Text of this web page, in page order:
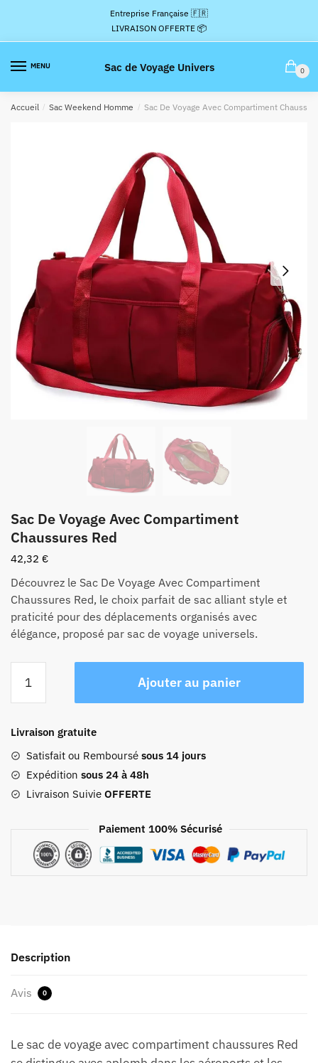
la
navigation
contenu
Entreprise Française 🇫🇷
LIVRAISON OFFERTE 📦
MENU Sac de Voyage Univers 0
Accueil / Sac Weekend Homme / Sac De Voyage Avec Compartiment
Sac De Voyage Avec Compartiment
Chaussures Red
42,32 €
Découvrez le Sac De Voyage Avec Compartiment
Chaussures Red, le choix parfait de sac alliant style et
praticité pour des déplacements organisés avec
élégance, proposé par sac de voyage universels.
Sac
Voyage
Avec
Compartiment
Chaussures
Ajouter au panier
Livraison gratuite
Satisfait ou Remboursé sous 14 jours
Expédition sous 24 à 48h
Livraison Suivie OFFERTE
Paiement 100% Sécurisé
Description
Avis 0
Le sac de voyage avec compartiment chaussures Red